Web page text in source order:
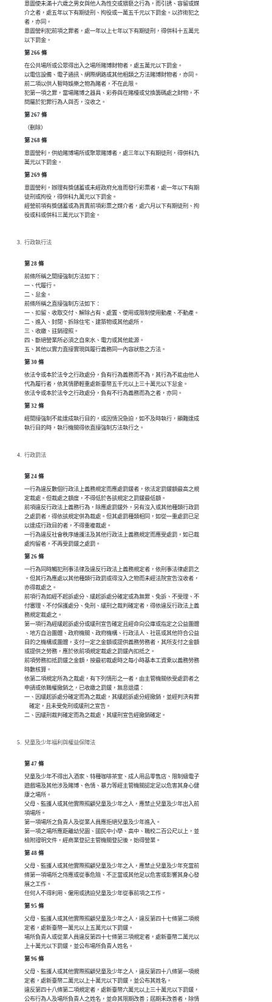
意圖使未滿十六歲之男女與他人為性交或猥褻之行為，而引誘、容留或媒
介之者，處五年以下有期徒刑、拘役或一萬五千元以下罰金。以詐術犯之
者，亦同。
意圖營利犯前項之罪者，處一年以上七年以下有期徒刑，得併科十五萬元
以下罰金。
第 266 條
在公共場所或公眾得出入之場所賭博財物者，處五萬元以下罰金。
以電信設備、電子通訊、網際網路或其他相類之方法賭博財物者，亦同。
前二項以供人暫時娛樂之物為賭者，不在此限。
犯第一項之罪，當場賭博之器具、彩券與在賭檯或兌換籌碼處之財物，不
問屬於犯罪行為人與否，沒收之。
第 267 條
（刪除）
第 268 條
意圖營利，供給賭博場所或聚眾賭博者，處三年以下有期徒刑，得併科九
萬元以下罰金。
第 269 條
意圖營利，辦理有獎儲蓄或未經政府允准而發行彩票者，處一年以下有期
徒刑或拘役，得併科九萬元以下罰金。
經營前項有獎儲蓄或為買賣前項彩票之媒介者，處六月以下有期徒刑、拘
役或科或併科三萬元以下罰金。
行政執行法
第 28 條
前條所稱之間接強制方法如下：
一、代履行。
二、怠金。
前條所稱之直接強制方法如下：
一、扣留、收取交付、解除占有、處置、使用或限制使用動產、不動產。
二、進入、封閉、拆除住宅、建築物或其他處所。
三、收繳、註銷證照。
四、斷絕營業所必須之自來水、電力或其他能源。
五、其他以實力直接實現與履行義務同一內容狀態之方法。
第 30 條
依法令或本於法令之行政處分，負有行為義務而不為，其行為不能由他人
代為履行者，依其情節輕重處新臺幣五千元以上三十萬元以下怠金。
依法令或本於法令之行政處分，負有不行為義務而為之者，亦同。
第 32 條
經間接強制不能達成執行目的，或因情況急迫，如不及時執行，顯難達成
執行目的時，執行機關得依直接強制方法執行之。
行政罰法
第 24 條
一行為違反數個行政法上義務規定而應處罰鍰者，依法定罰鍰額最高之規
定裁處。但裁處之額度，不得低於各該規定之罰鍰最低額。
前項違反行政法上義務行為，除應處罰鍰外，另有沒入或其他種類行政罰
之處罰者，得依該規定併為裁處。但其處罰種類相同，如從一重處罰已足
以達成行政目的者，不得重複裁處。
一行為違反社會秩序維護法及其他行政法上義務規定而應受處罰，如已裁
處拘留者，不再受罰鍰之處罰。
第 26 條
一行為同時觸犯刑事法律及違反行政法上義務規定者，依刑事法律處罰之
。但其行為應處以其他種類行政罰或得沒入之物而未經法院宣告沒收者，
亦得裁處之。
前項行為如經不起訴處分、緩起訴處分確定或為無罪、免訴、不受理、不
付審理、不付保護處分、免刑、緩刑之裁判確定者，得依違反行政法上義
務規定裁處之。
第一項行為經緩起訴處分或緩刑宣告確定且經命向公庫或指定之公益團體
、地方自治團體、政府機關、政府機構、行政法人、社區或其他符合公益
目的之機構或團體，支付一定之金額或提供義務勞務者，其所支付之金額
或提供之勞務，應於依前項規定裁處之罰鍰內扣抵之。
前項勞務扣抵罰鍰之金額，按最初裁處時之每小時基本工資乘以義務勞務
時數核算。
依第二項規定所為之裁處，有下列情形之一者，由主管機關依受處罰者之
申請或依職權撤銷之，已收繳之罰鍰，無息退還：
一、因緩起訴處分確定而為之裁處，其緩起訴處分經撤銷，並經判決有罪
    確定，且未受免刑或緩刑之宣告。
二、因緩刑裁判確定而為之裁處，其緩刑宣告經撤銷確定。
兒童及少年福利與權益保障法
第 47 條
兒童及少年不得出入酒家、特種咖啡茶室、成人用品零售店、限制級電子
遊戲場及其他涉及賭博、色情、暴力等經主管機關認定足以危害其身心健
康之場所。
父母、監護人或其他實際照顧兒童及少年之人，應禁止兒童及少年出入前
項場所。
第一項場所之負責人及從業人員應拒絕兒童及少年進入。
第一項之場所應距離幼兒園、國民中小學、高中、職校二百公尺以上，並
檢附證明文件，經商業登記主管機關登記後，始得營業。
第 48 條
父母、監護人或其他實際照顧兒童及少年之人，應禁止兒童及少年充當前
條第一項場所之侍應或從事危險、不正當或其他足以危害或影響其身心發
展之工作。
任何人不得利用、僱用或誘迫兒童及少年從事前項之工作。
第 95 條
父母、監護人或其他實際照顧兒童及少年之人，違反第四十七條第二項規
定者，處新臺幣一萬元以上五萬元以下罰鍰。
場所負責人或從業人員違反第四十七條第三項規定者，處新臺幣二萬元以
上十萬元以下罰鍰，並公布場所負責人姓名。
第 96 條
父母、監護人或其他實際照顧兒童及少年之人，違反第四十八條第一項規
定者，處新臺幣二萬元以上十萬元以下罰鍰，並公布其姓名。
違反第四十八條第二項規定者，處新臺幣六萬元以上三十萬元以下罰鍰，
公布行為人及場所負責人之姓名，並命其限期改善；屆期未改善者，除情